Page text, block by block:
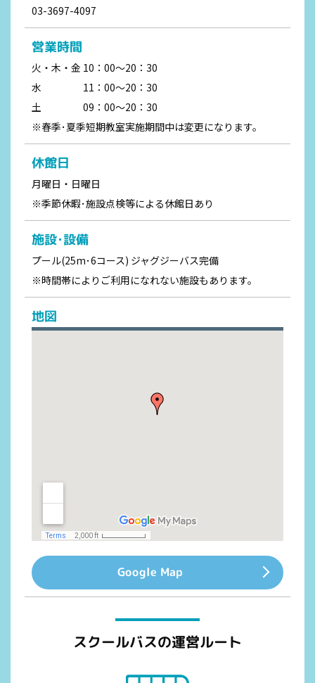
03-3697-4097
営業時間
火・木・金 10：00～20：30
水 11：00～20：30
土 09：00～20：30
※春季･夏季短期教室実施期間中は変更になります。
休館日
月曜日・日曜日
※季節休暇･施設点検等による休館日あり
施設･設備
プール(25m･6コース) ジャグジーバス完備
※時間帯によりご利用になれない施設もあります。
地図
Google Map
スクールバスの運営ルート